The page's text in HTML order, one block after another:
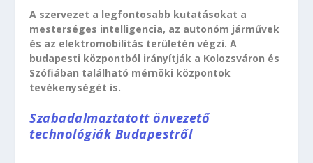
A szervezet a legfontosabb kutatásokat a
mesterséges intelligencia, az autonóm járművek
és az elektromobilitás területén végzi. A
budapesti központból irányítják a Kolozsváron és
Szófiában található mérnöki központok
tevékenységét is.
Szabadalmaztatott önvezető
technológiák Budapestről